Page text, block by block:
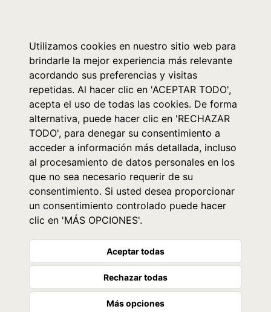
Utilizamos cookies en nuestro sitio web para
brindarle la mejor experiencia más relevante
acordando sus preferencias y visitas
repetidas. Al hacer clic en 'ACEPTAR TODO',
acepta el uso de todas las cookies. De forma
alternativa, puede hacer clic en 'RECHAZAR
TODO', para denegar su consentimiento a
acceder a información más detallada, incluso
al procesamiento de datos personales en los
que no sea necesario requerir de su
consentimiento. Si usted desea proporcionar
un consentimiento controlado puede hacer
clic en 'MÁS OPCIONES'.
Aceptar todas
Rechazar todas
Más opciones